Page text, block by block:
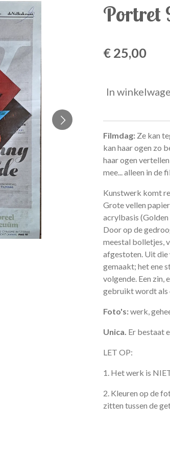
Portret
€ 25,00
In
Filmdag: Ze kan
kan haar ogen zo
haar ogen
mee... alleen in de
Kunstwerk komt
Grote vellen
acrylbasis
Door op de
meestal bolletjes,
afgestoten. Uit
gemaakt; het ene
volgende. Een zin,
gebruikt wordt als
Foto's:werk,
Unica. Er bestaat
LET OP:
1. Het werk is
2. Kleuren op de
zitten tussen de